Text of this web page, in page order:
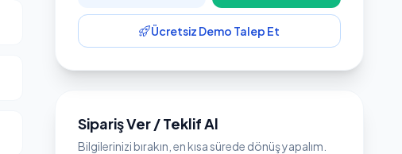
Ücretsiz Demo Talep Et
Sipariş Ver / Teklif Al
Bilgilerinizi bırakın, en kısa sürede dönüş yapalım.